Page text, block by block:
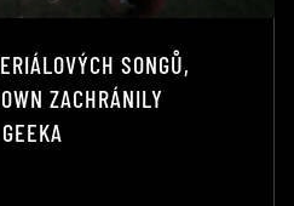
SONGŮ,
ZACHRÁNILY